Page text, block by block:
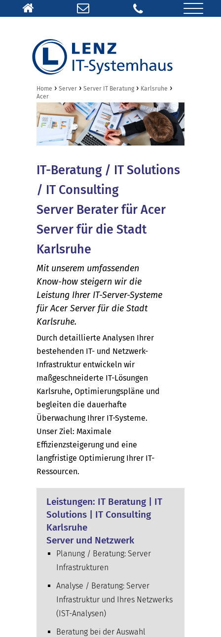
Home › Server › Server IT Beratung › Karlsruhe ›
Acer
IT-Beratung / IT Solutions
/ IT Consulting
Server Berater für Acer
Server für die Stadt
Karlsruhe
Mit unserem umfassenden
Know-how steigern wir die
Leistung Ihrer IT-Server-Systeme
für Acer Server für die Stadt
Karlsruhe.
Durch detaillierte Analysen Ihrer
bestehenden IT- und Netzwerk-
Infrastruktur entwickeln wir
maßgeschneiderte IT-Lösungen
Karlsruhe, Optimierungspläne und
begleiten die dauerhafte
Überwachung Ihrer IT-Systeme.
Unser Ziel: Maximale
Effizienzsteigerung und eine
langfristige Optimierung Ihrer IT-
Ressourcen.
Leistungen: IT Beratung | IT
Solutions | IT Consulting
Karlsruhe
Server und Netzwerk
Planung / Beratung: Server
Infrastrukturen
Analyse / Beratung: Server
Infrastruktur und Ihres Netzwerks
(IST-Analysen)
Beratung bei der Auswahl